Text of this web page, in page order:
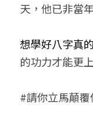
天，他已非當
想學好八字真
的功力才能更
#請你立馬顛覆